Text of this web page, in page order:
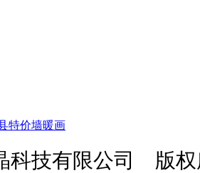
特价墙暖画
科技有限公司